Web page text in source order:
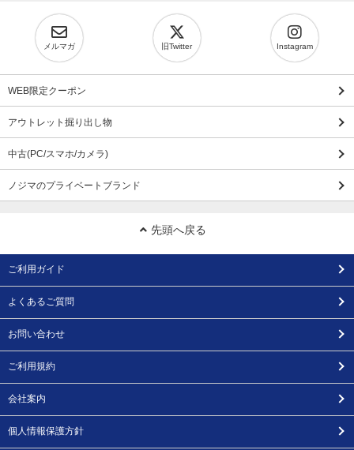
メルマガ 旧Twitter Instagram
WEB限定クーポン
アウトレット掘り出し物
中古(PC/スマホ/カメラ)
ノジマのプライベートブランド
先頭へ戻る
ご利用ガイド
よくあるご質問
お問い合わせ
ご利用規約
会社案内
個人情報保護方針